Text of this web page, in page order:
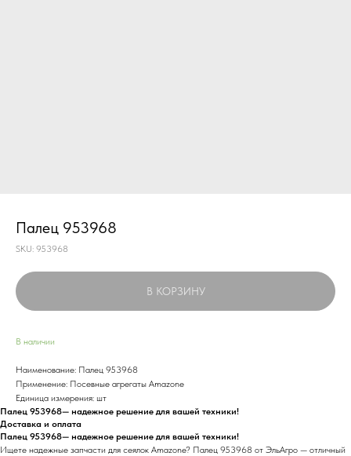
Палец 953968
SKU: 953968
В КОРЗИНУ
В наличии
Наименование: Палец 953968
Применение: Посевные агрегаты Amazone
Единица измерения: шт
Палец 953968— надежное решение для вашей техники!
Доставка и оплата
Палец 953968— надежное решение для вашей техники!
Ищете надежные запчасти для сеялок Amazone? Палец 953968 от ЭльАгро — отличный